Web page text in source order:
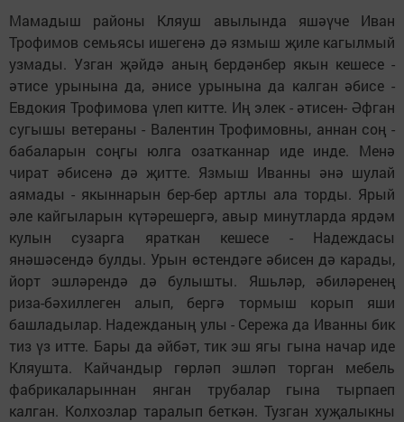
Мамадыш районы Кляуш авылында яшәүче Иван
Трофимов семьясы ишегенә дә язмыш җиле кагылмый
узмады. Узган җәйдә аның бердәнбер якын кешесе -
әтисе урынына да, әнисе урынына да калган әбисе -
Евдокия Трофимова үлеп китте. Иң элек - әтисен- Әфган
сугышы ветераны - Валентин Трофимовны, аннан соң -
бабаларын соңгы юлга озатканнар иде инде. Менә
чират әбисенә дә җитте. Язмыш Иванны әнә шулай
аямады - якыннарын бер-бер артлы ала торды. Ярый
әле кайгыларын күтәрешергә, авыр минутларда ярдәм
кулын сузарга яраткан кешесе - Надеждасы
янәшәсендә булды. Урын өстендәге әбисен дә карады,
йорт эшләрендә дә булышты. Яшьләр, әбиләренең
риза-бәхиллеген алып, бергә тормыш корып яши
башладылар. Надежданың улы - Сережа да Иванны бик
тиз үз итте. Бары да әйбәт, тик эш ягы гына начар иде
Кляушта. Кайчандыр гөрләп эшләп торган мебель
фабрикаларыннан янган трубалар гына тырпаеп
калган. Колхозлар таралып беткән. Тузган хуҗалыкны